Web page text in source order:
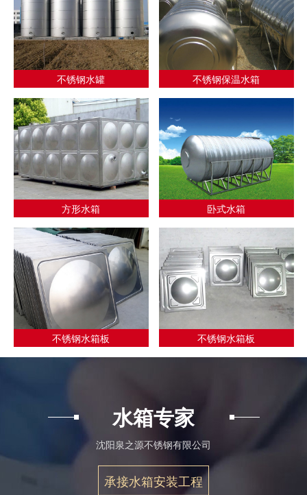
不锈钢水罐 不锈钢保温水箱
方形水箱 卧式水箱
不锈钢水箱板 不锈钢水箱板
水箱专家
沈阳泉之源不锈钢有限公司
承接水箱安装工程